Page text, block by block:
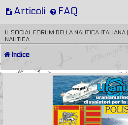
Articoli FAQ
IL SOCIAL FORUM DELLA NAUTICA
NAUTICA
Indice